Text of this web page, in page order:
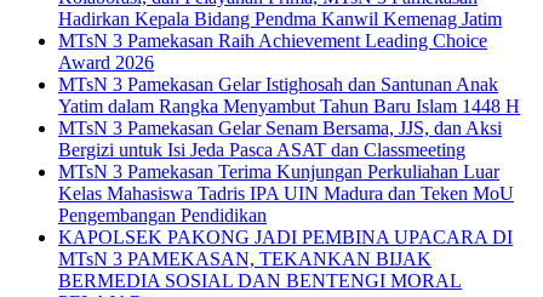
Hadirkan Kepala Bidang Pendma Kanwil Kemenag Jatim
MTsN 3 Pamekasan Raih Achievement Leading Choice
Award 2026
MTsN 3 Pamekasan Gelar Istighosah dan Santunan Anak
Yatim dalam Rangka Menyambut Tahun Baru Islam 1448 H
MTsN 3 Pamekasan Gelar Senam Bersama, JJS, dan Aksi
Bergizi untuk Isi Jeda Pasca ASAT dan Classmeeting
MTsN 3 Pamekasan Terima Kunjungan Perkuliahan Luar
Kelas Mahasiswa Tadris IPA UIN Madura dan Teken MoU
Pengembangan Pendidikan
KAPOLSEK PAKONG JADI PEMBINA UPACARA DI
MTsN 3 PAMEKASAN, TEKANKAN BIJAK
BERMEDIA SOSIAL DAN BENTENGI MORAL